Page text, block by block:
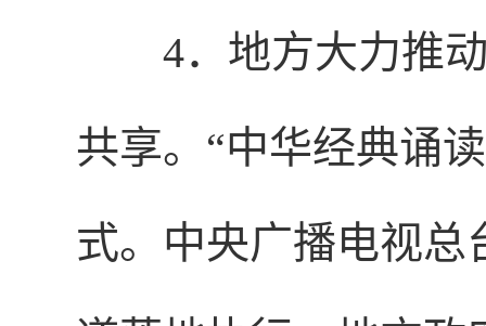
4．地方大力推
共享。“中华经典诵
式。中央广播电视